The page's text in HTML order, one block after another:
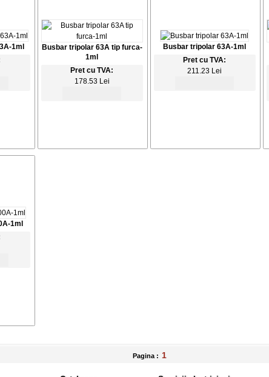
1ml
Busbar tripolar 63A tip furca-
1ml
Pret cu TVA:
178.53 Lei
Busbar tripolar 63A-1ml
Pret cu TVA:
211.23 Lei
1ml
Pagina : 1